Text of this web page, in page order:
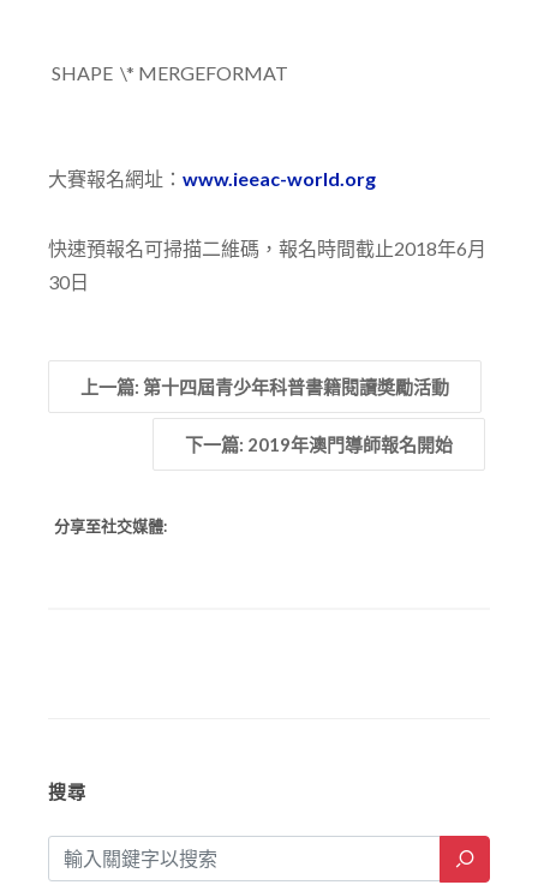
SHAPE \* MERGEFORMAT
大賽報名網址： www.ieeac-world.org
快速預報名可掃描二維碼，報名時間截止2018年6月
30日
上一篇: 第十四屆青少年科普書籍閱讀奬勵活動
下一篇: 2019年澳門導師報名開始
分享至社交媒體:
搜尋